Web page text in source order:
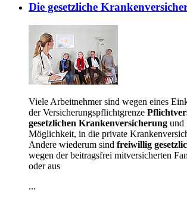
Die gesetzliche
Viele Arbeitnehmer sind wegen eines
der Versicherungspflichtgrenze
gesetzlichen Krankenversicherung und
Möglichkeit, in die private
Andere wiederum sind freiwillig
wegen der beitragsfrei mitversicherten
oder aus
...